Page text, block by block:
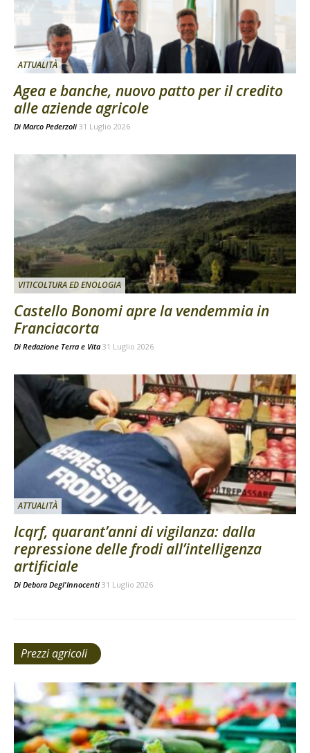
ATTUALITÀ
Agea e banche, nuovo patto per il credito
alle aziende agricole
Di Marco Pederzoli 31 Luglio 2026
VITICOLTURA ED ENOLOGIA
Castello Bonomi apre la vendemmia in
Franciacorta
Di Redazione Terra e Vita 31 Luglio 2026
ATTUALITÀ
Icqrf, quarant’anni di vigilanza: dalla
repressione delle frodi all’intelligenza
artificiale
Di Debora Degl'Innocenti 31 Luglio 2026
Prezzi agricoli